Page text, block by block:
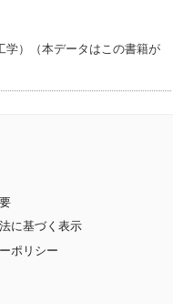
学）（本データはこの書籍が
に基づく表示
ポリシー